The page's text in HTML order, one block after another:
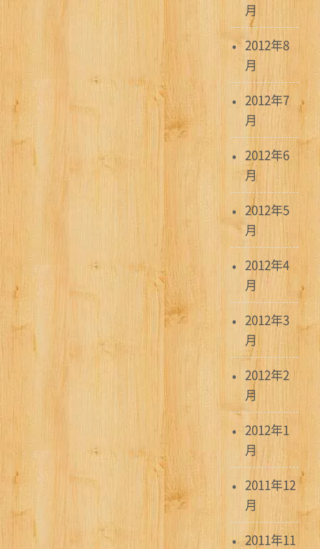
月
2012年8
月
2012年7
月
2012年6
月
2012年5
月
2012年4
月
2012年3
月
2012年2
月
2012年1
月
2011年12
月
2011年11